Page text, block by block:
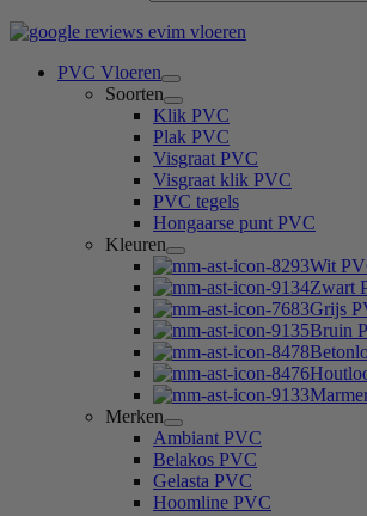
PVC Vloeren
Soorten
Klik PVC
Plak PVC
Visgraat PVC
Visgraat klik PVC
PVC tegels
Hongaarse punt PVC
Kleuren
Wit
Zwart
Grijs
Bruin
Merken
Ambiant PVC
Belakos PVC
Gelasta PVC
Hoomline PVC